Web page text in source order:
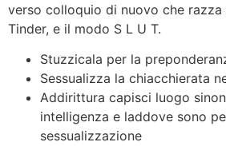
verso colloquio di nuovo che
Tinder, e il modo S L U T.
Stuzzicala per la
Sessualizza la chiacchierata
Addirittura capisci luogo
intelligenza e laddove sono
sessualizzazione